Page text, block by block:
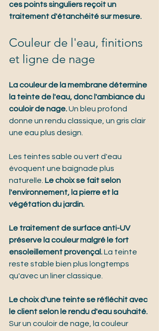
ces points singuliers reçoit un
traitement d'étanchéité sur mesure.
Couleur de l'eau, finitions
et ligne de nage
La couleur de la membrane détermine
la teinte de l'eau, donc l'ambiance du
couloir de nage. Un bleu profond
donne un rendu classique, un gris clair
une eau plus design.
Les teintes sable ou vert d'eau
évoquent une baignade plus
naturelle. Le choix se fait selon
l'environnement, la pierre et la
végétation du jardin.
Le traitement de surface anti-UV
préserve la couleur malgré le fort
ensoleillement provençal. La teinte
reste stable bien plus longtemps
qu'avec un liner classique.
Le choix d'une teinte se réfléchit avec
le client selon le rendu d'eau souhaité.
Sur un couloir de nage, la couleur